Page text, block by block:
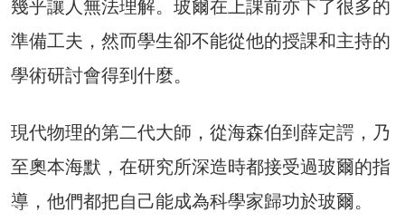
幾乎讓人無法理解。玻爾在上課前亦下了很多的
準備工夫，然而學生卻不能從他的授課和主持的
學術研討會得到什麼。
現代物理的第二代大師，從海森伯到薛定諤，乃
至奧本海默，在研究所深造時都接受過玻爾的指
導，他們都把自己能成為科學家歸功於玻爾。